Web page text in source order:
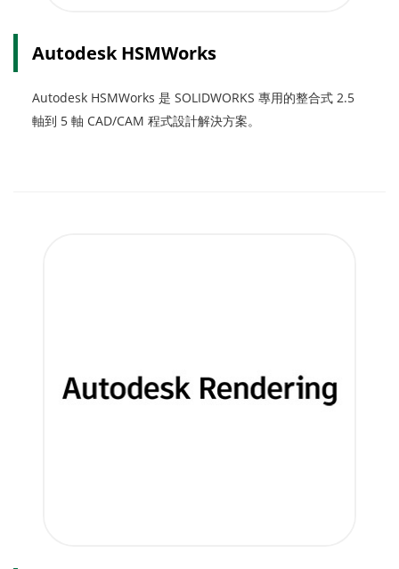
Autodesk HSMWorks
Autodesk HSMWorks 是 SOLIDWORKS 專用的整合式 2.5
軸到 5 軸 CAD/CAM 程式設計解決方案。